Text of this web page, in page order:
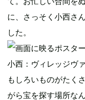
に、さっそく小西さ
した。
小西：ヴィレッジヴ
もしろいものがたく
がら宝を探す場所な